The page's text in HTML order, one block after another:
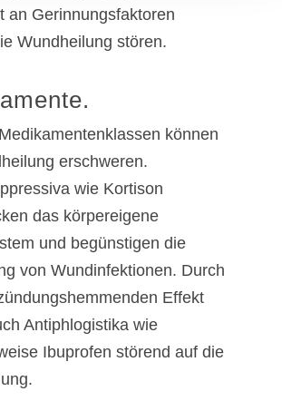
an Gerinnungsfaktoren
Wundheilung stören.
können
erschweren.
wie Kortison
das körpereigene
und begünstigen die
von Wundinfektionen. Durch
Effekt
Antiphlogistika wie
Ibuprofen störend auf die